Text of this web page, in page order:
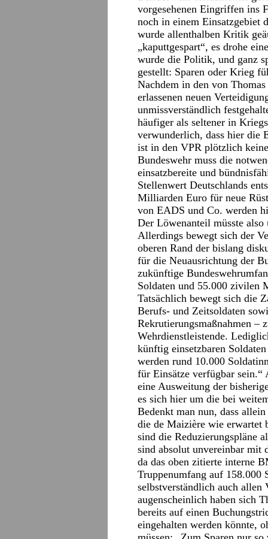
vorgesehenen Eingriffen
noch in einem Einsatzgebiet
wurde allenthalben Kritik
„kaputtgespart“, es drohe
wurde die Politik, und ganz
gestellt: Sparen oder Krieg
Nachdem in den von
erlassenen neuen
unmissverständlich
häufiger als seltener in
verwunderlich, dass hier die
ist in den VPR plötzlich
Bundeswehr muss die
einsatzbereite und
Stellenwert Deutschlands
Milliarden Euro für neue
von EADS und Co. werden
Der Löwenanteil müsste
Allerdings bewegt sich der
oberen Rand der bislang
für die Neuausrichtung der
zukünftige
Soldaten und 55.000 zivilen
Tatsächlich bewegt sich die
Berufs- und Zeitsoldaten
Rekrutierungsmaßnahmen
Wehrdienstleistende.
künftig einsetzbaren
werden rund 10.000
für Einsätze verfügbar sein.“
eine Ausweitung der
es sich hier um die bei
Bedenkt man nun, dass
die de Maizière wie erwartet
sind die Reduzierungspläne
sind absolut unvereinbar mit
da das oben zitierte interne
Truppenumfang auf 158.000
selbstverständlich auch
augenscheinlich haben sich
bereits auf einen
eingehalten werden könnte,